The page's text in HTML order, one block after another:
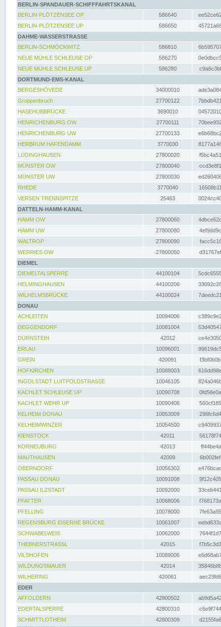
BERLIN-SPANDAUER-SCHIFFFAHRTSKANAL
BERLIN-PLÖTZENSEE OP
586640
BERLIN-PLÖTZENSEE UP
586650
DAHME-WASSERSTRASSE
BERLIN-SCHMÖCKWITZ
586810
NEUE MÜHLE SCHLEUSE OP
586270
NEUE MÜHLE SCHLEUSE UP
586280
DORTMUND-EMS-KANAL
BERGESHÖVEDE
34000010
Groppenbruch
27700122
HASEHUBBRÜCKE
3690010
HENRICHENBURG OW
27700111
HENRICHENBURG UW
27700133
HERBRUM HAFENDAMM
3770030
LÜDINGHAUSEN
27800020
MÜNSTER OW
27800040
MÜNSTER UW
27800030
RHEDE
3770040
VERSEN TRENNSPITZE
25463
DATTELN-HAMM-KANAL
HAMM OW
27800060
HAMM UW
27800080
WALTROP
27800090
WERRIES OW
27800050
DIEMEL
DIEMELTALSPERRE
44100104
HELMINGHAUSEN
44100206
WILHELMSBRÜCKE
44100024
DONAU
ACHLEITEN
10094006
DEGGENDORF
10081004
DÜRNSTEIN
42012
ERLAU
10096001
GREIN
420091
HOFKIRCHEN
10088003
INGOLSTADT LUITPOLDSTRASSE
10046105
KACHLET SCHLEUSE UP
10090708
KACHLET WEHR UP
10090408
KELHEIM DONAU
10053009
KELHEIMWINZER
10054500
KIENSTOCK
42011
KORNEUBURG
42013
MAUTHAUSEN
42009
OBERNDORF
10056302
PASSAU DONAU
10091008
PASSAU ILZSTADT
10092000
PFATTER
10068006
PFELLING
10078000
REGENSBURG EISERNE BRÜCKE
10061007
SCHWABELWEIS
10062000
THEBNERSTRASSL
42015
VILSHOFEN
10089006
WILDUNGSMAUER
42014
WILHERING
420061
EDER
AFFOLDERN
42800502
EDERTALSPERRE
42800310
SCHMITTLOTHEIM
42800309